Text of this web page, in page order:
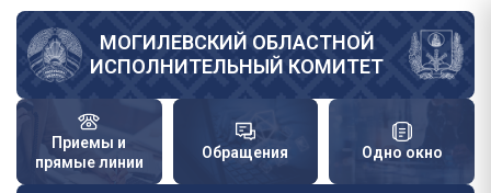
Перейти
основному
содержанию
МОГИЛЕВСКИЙ ОБЛАСТНОЙ
ИСПОЛНИТЕЛЬНЫЙ КОМИТЕТ
Приемы и
прямые линии
Обращения Одно окно